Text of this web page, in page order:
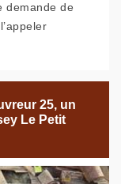
demande de
25, un
Le Petit